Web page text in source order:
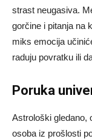
strast neugasiva.
gorčine i pitanja na
miks emocija
raduju povratku ili
Poruka
Astrološki gledano,
osoba iz prošlosti